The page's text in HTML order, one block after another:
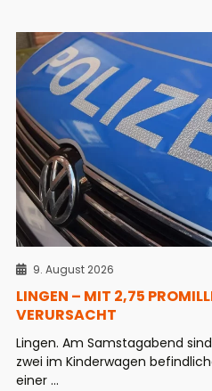
9. August 2026
LINGEN – MIT 2,75
VERURSACHT
Lingen. Am Samstagabend
zwei im Kinderwagen
einer ...